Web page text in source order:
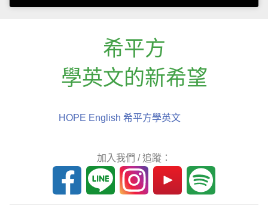
希平方
學英文的新希望
HOPE English 希平方學英文
加入我們 / 追蹤：